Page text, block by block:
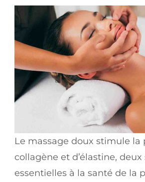
Le massage doux stimule la
collagène et d’élastine,
essentielles à la santé de la